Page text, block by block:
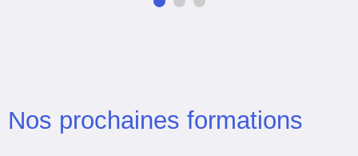
Nos prochaines formations